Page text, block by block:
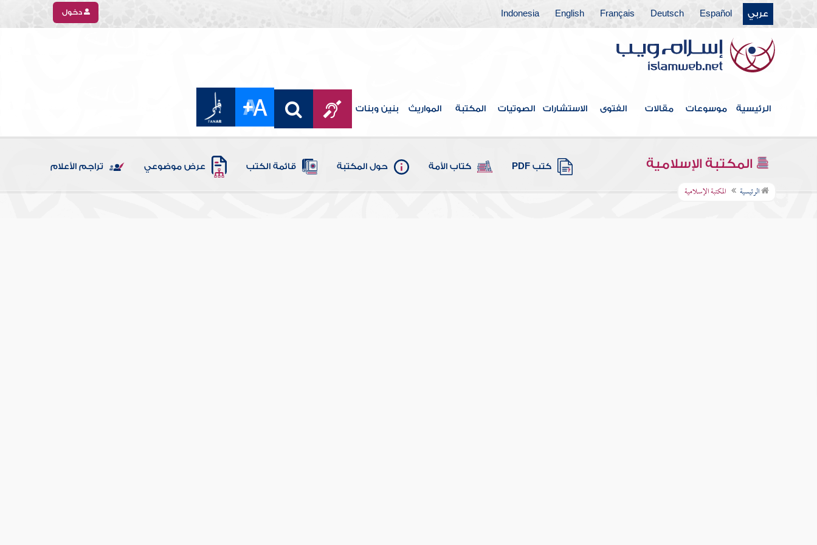
عربي Español
Deutsch
Français
English
Indonesia دخول
الرئيسية موسوعات مقالات الفتوى الاستشارات الصوتيات المكتبة المواريث بنين وبنات
المكتبة الإسلامية كتب PDF كتاب الأمة حول المكتبة قائمة الكتب عرض موضوعي تراجم الأعلام
الرئيسية المكتبة الإسلامية